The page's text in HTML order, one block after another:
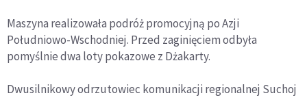
Maszyna realizowała podróż promocyjną po Azji
Południowo-Wschodniej. Przed zaginięciem odbyła
pomyślnie dwa loty pokazowe z Dżakarty.
Dwusilnikowy odrzutowiec komunikacji regionalnej Suchoj